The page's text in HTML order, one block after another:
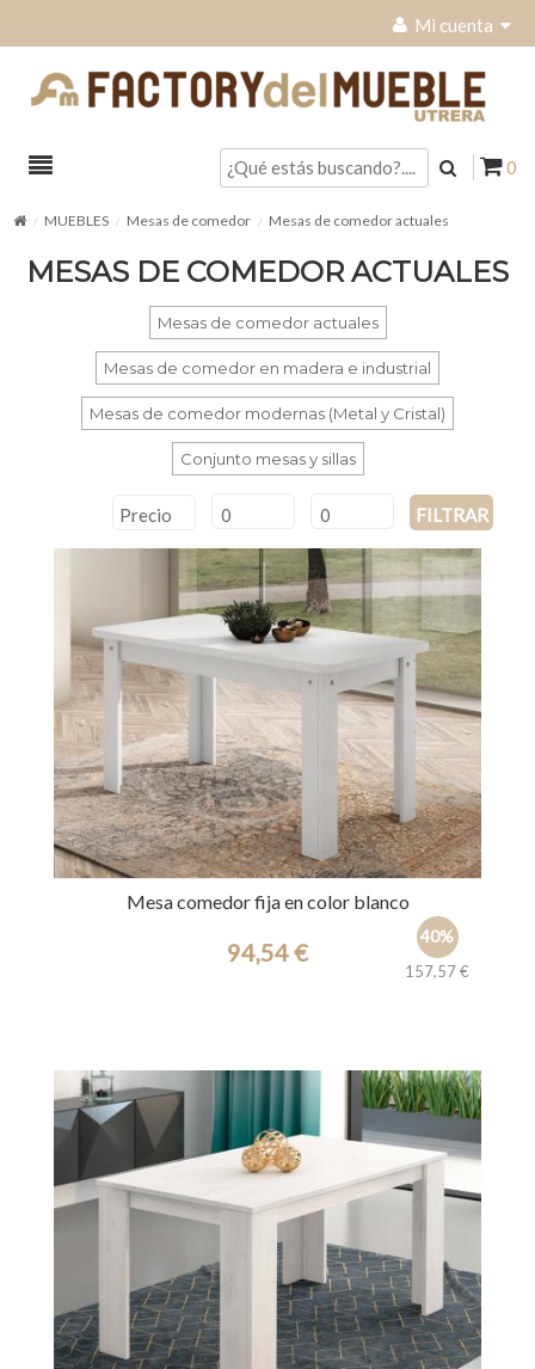
Mi cuenta
0
MUEBLES Mesas de comedor Mesas de comedor actuales
MESAS DE COMEDOR ACTUALES
Mesas de comedor actuales
Mesas de comedor en madera e industrial
Mesas de comedor modernas (Metal y Cristal)
Conjunto mesas y sillas
Precio FILTRAR
Mesa comedor fija en color blanco
40%
157,57 €
94,54 €